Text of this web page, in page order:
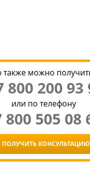
можно
800 200 93
или по телефону
800 505 08
ПОЛУЧИТЬ КОНСУЛЬТАЦИЮ